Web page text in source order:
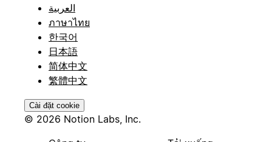
العربية
ภาษาไทย
한국어
日本語
简体中文
繁體中文
Cài đặt cookie
© 2026 Notion Labs, Inc.